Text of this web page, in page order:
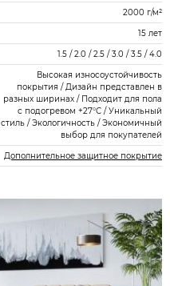
2000 г/м²
15 лет
1.5 / 2.0 / 2.5 / 3.0 / 3.5 / 4.0
Высокая износоустойчивость
покрытия / Дизайн представлен в
разных ширинах / Подходит для пола
с подогревом +27°С / Уникальный
стиль / Экологичность / Экономичный
выбор для покупателей
Дополнительное защитное покрытие